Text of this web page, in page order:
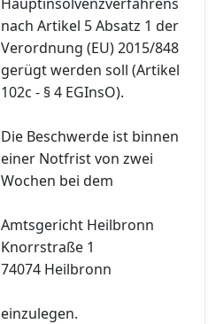
nach Artikel 5 Absatz 1 der
Verordnung (EU) 2015/848
gerügt werden soll (Artikel
102c - § 4 EGInsO).
Die Beschwerde ist binnen
einer Notfrist von zwei
Wochen bei dem
Amtsgericht Heilbronn
Knorrstraße 1
74074 Heilbronn
einzulegen.